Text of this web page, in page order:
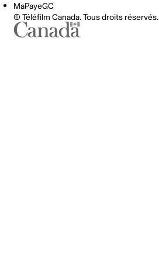
MaPayeGC
© Téléfilm Canada. Tous droits réservés.